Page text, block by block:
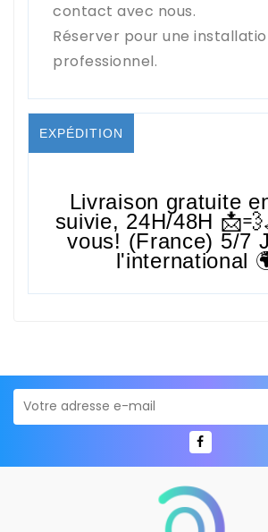
contact avec nous.
Réserver pour une
professionnel.
EXPÉDITION
Livraison gratuite
suivie, 24H/48H
vous! (France) 5/7
l'international